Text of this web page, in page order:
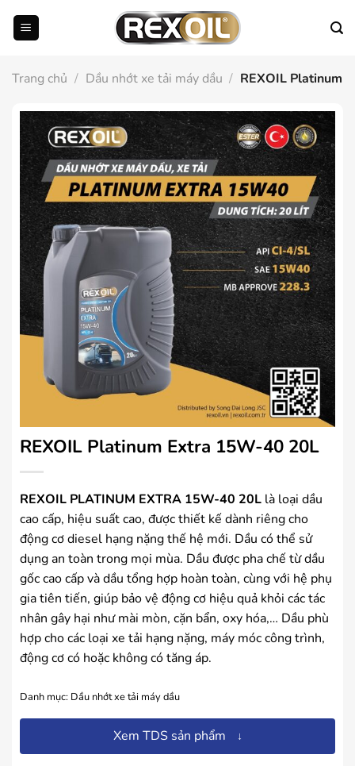
Trang chủ / Dầu nhớt xe tải máy dầu / REXOIL Platinum
REXOIL Platinum Extra 15W-40 20L
REXOIL PLATINUM EXTRA 15W-40 20L là loại dầu
cao cấp, hiệu suất cao, được thiết kế dành riêng cho
động cơ diesel hạng nặng thế hệ mới. Dầu có thể sử
dụng an toàn trong mọi mùa. Dầu được pha chế từ dầu
gốc cao cấp và dầu tổng hợp hoàn toàn, cùng với hệ phụ
gia tiên tiến, giúp bảo vệ động cơ hiệu quả khỏi các tác
nhân gây hại như mài mòn, cặn bẩn, oxy hóa,… Dầu phù
hợp cho các loại xe tải hạng nặng, máy móc công trình,
động cơ có hoặc không có tăng áp.
Danh mục: Dầu nhớt xe tải máy dầu
Xem TDS sản phẩm ↓